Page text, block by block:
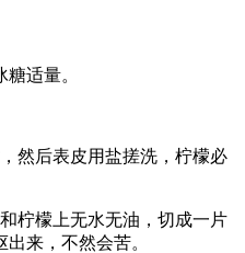
适量。
后表皮用盐搓洗，柠檬必
檬上无水无油，切成一片
来，不然会苦。